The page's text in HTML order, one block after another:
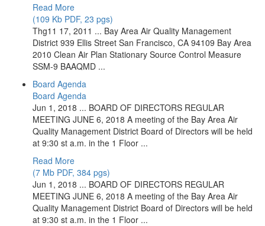
Read More
(109 Kb PDF, 23 pgs)
Thg11 17, 2011 ... Bay Area Air Quality Management
District 939 Ellis Street San Francisco, CA 94109 Bay Area
2010 Clean Air Plan Stationary Source Control Measure
SSM-9 BAAQMD ...
Board Agenda
Board Agenda
Jun 1, 2018 ... BOARD OF DIRECTORS REGULAR
MEETING JUNE 6, 2018 A meeting of the Bay Area Air
Quality Management District Board of Directors will be held
at 9:30 st a.m. in the 1 Floor ...
Read More
(7 Mb PDF, 384 pgs)
Jun 1, 2018 ... BOARD OF DIRECTORS REGULAR
MEETING JUNE 6, 2018 A meeting of the Bay Area Air
Quality Management District Board of Directors will be held
at 9:30 st a.m. in the 1 Floor ...